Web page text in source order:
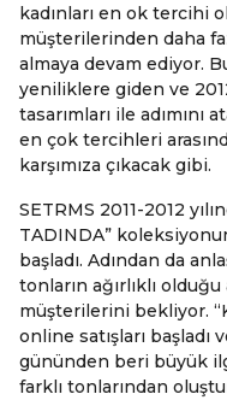
kadınları en ok tercihi
müşterilerinden daha
almaya devam ediyor.
yeniliklere giden ve
tasarımları ile adımını
en çok tercihleri
karşımıza çıkacak gibi.
SETRMS 2011-2012
TADINDA”
başladı. Adından da
tonların ağırlıklı
müşterilerini bekliyor.
online satışları
gününden beri büyük
farklı tonlarından